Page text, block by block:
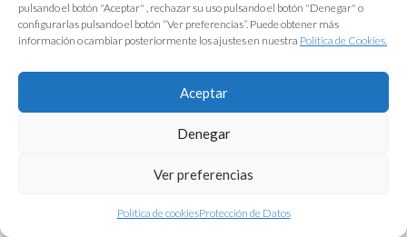
pulsando el botón "Aceptar" , rechazar su uso pulsando el botón "Denegar" o
configurarlas pulsando el botón “Ver preferencias”. Puede obtener más
información o cambiar posteriormente los ajustes en nuestra Política de Cookies.
Aceptar
Denegar
Ver preferencias
Política de cookiesProtección de Datos